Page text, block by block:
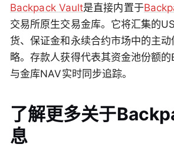
Backpack Vault是直接内置于
交易所原生交易金库。它将汇集的
货、保证金和永续合约市场中的主
略。存款人获得代表其资金池份额
与金库NAV实时同步追踪。
了解更多关于
息